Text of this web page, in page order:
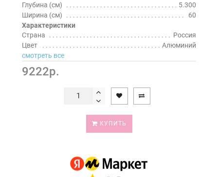
Глубина (см)
5.300
Ширина (см)
60
Характеристики
Страна
Россия
Цвет
Алюминий
смотреть все
9222р.
КУПИТЬ